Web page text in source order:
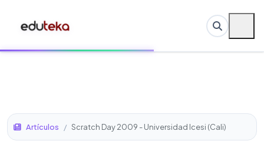
Artículos / Scratch Day 2009 - Universidad Icesi (Cali)